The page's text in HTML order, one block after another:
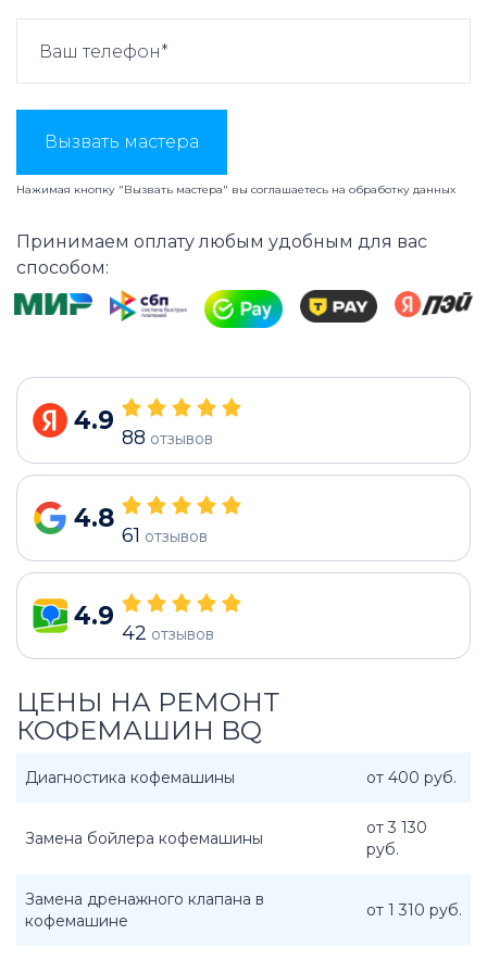
Вызвать мастера
Нажимая кнопку "Вызвать мастера" вы соглашаетесь на обработку данных
Принимаем оплату любым удобным для вас
способом:
4.9
88 отзывов
4.8
61 отзывов
4.9
42 отзывов
ЦЕНЫ НА РЕМОНТ
КОФЕМАШИН BQ
Диагностика кофемашины от 400 руб.
Замена бойлера кофемашины
от 3 130
руб.
Замена дренажного клапана в
кофемашине
от 1 310 руб.